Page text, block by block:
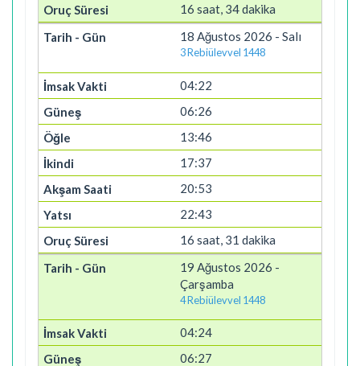
16 saat, 34 dakika
18 Ağustos 2026 - Salı
3 Rebiülevvel 1448
04:22
06:26
13:46
17:37
20:53
22:43
16 saat, 31 dakika
19 Ağustos 2026 -
Çarşamba
4 Rebiülevvel 1448
04:24
06:27